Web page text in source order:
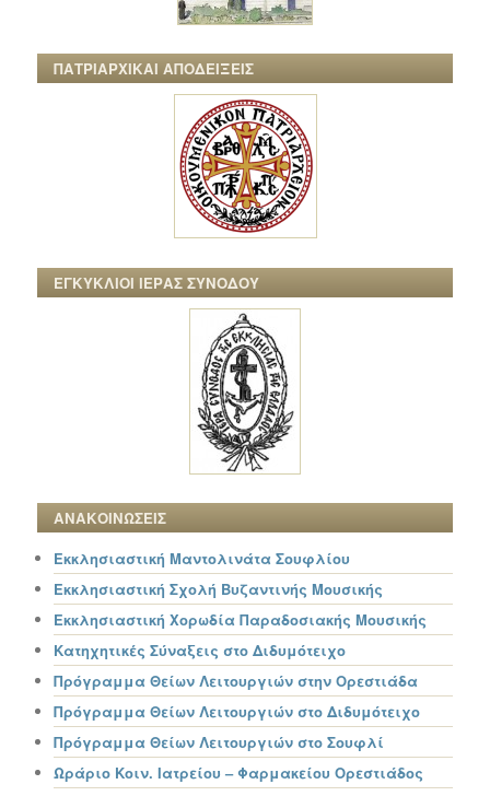
ΠΑΤΡΙΑΡΧΙΚΑΙ ΑΠΟΔΕΙΞΕΙΣ
ΕΓΚΥΚΛΙΟΙ ΙΕΡΑΣ ΣΥΝΟΔΟΥ
ΑΝΑΚΟΙΝΩΣΕΙΣ
Εκκλησιαστική Μαντολινάτα Σουφλίου
Εκκλησιαστική Σχολή Βυζαντινής Μουσικής
Εκκλησιαστική Χορωδία Παραδοσιακής Μουσικής
Κατηχητικές Σύναξεις στο Διδυμότειχο
Πρόγραμμα Θείων Λειτουργιών στην Ορεστιάδα
Πρόγραμμα Θείων Λειτουργιών στο Διδυμότειχο
Πρόγραμμα Θείων Λειτουργιών στο Σουφλί
Ωράριο Κοιν. Ιατρείου – Φαρμακείου Ορεστιάδος